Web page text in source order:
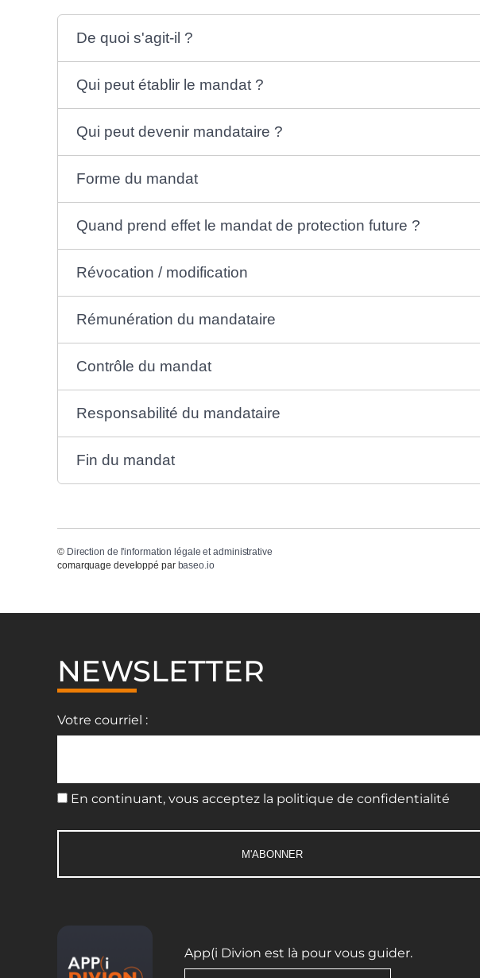
De quoi s'agit-il ?
Qui peut établir le mandat ?
Qui peut devenir mandataire ?
Forme du mandat
Quand prend effet le mandat de protection future ?
Révocation / modification
Rémunération du mandataire
Contrôle du mandat
Responsabilité du mandataire
Fin du mandat
© Direction de l'information légale et administrative
comarquage developpé par baseo.io
NEWSLETTER
Votre courriel :
En continuant, vous acceptez la politique de confidentialité
App(i Divion est là pour vous guider.